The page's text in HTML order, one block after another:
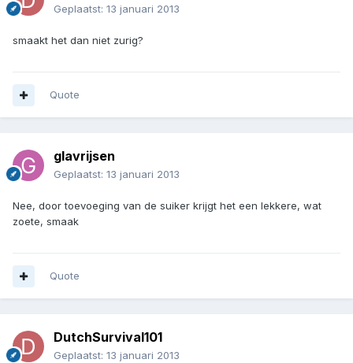
Geplaatst: 13 januari 2013
smaakt het dan niet zurig?
Quote
glavrijsen
Geplaatst: 13 januari 2013
Nee, door toevoeging van de suiker krijgt het een lekkere, wat
zoete, smaak
Quote
DutchSurvival101
Geplaatst: 13 januari 2013